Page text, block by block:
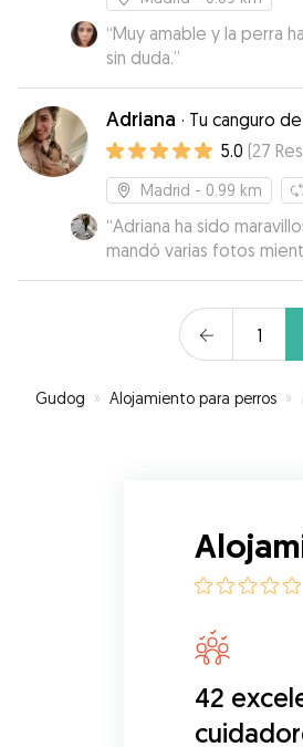
“Muy amable y la perra
sin duda.”
Adriana · Tu canguro
5.0 (27
Madrid - 0.99 km
“Adriana ha sido
mandó varias fotos mientras estaba
le veía muy relajada. Volvería a dejar a Sophie con ellla
1
Gudog » Alojamiento para perros »
42